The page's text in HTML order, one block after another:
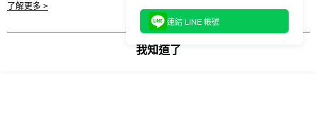
用條款之 Cookie 聲明使用 cookie。
了解更多 >
我知道了
連結 LINE 帳號